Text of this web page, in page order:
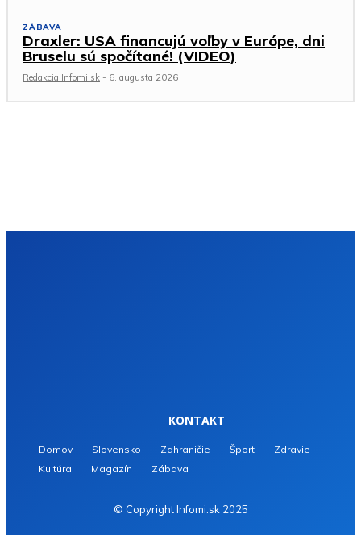
ZÁBAVA
Draxler: USA financujú voľby v Európe, dni
Bruselu sú spočítané! (VIDEO)
Redakcia Infomi.sk - 6. augusta 2026
KONTAKT
Domov Slovensko Zahraničie Šport
Zdravie
Kultúra
Magazín Zábava
© Copyright Infomi.sk 2025